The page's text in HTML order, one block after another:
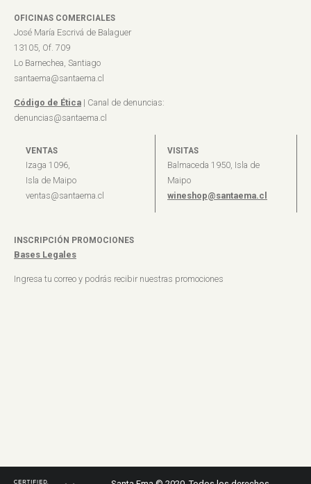
OFICINAS COMERCIALES
José María Escrivá de Balaguer
13105, Of. 709
Lo Barnechea, Santiago
santaema@santaema.cl
Código de Ética | Canal de denuncias:
denuncias@santaema.cl
VENTAS
Izaga 1096,
Isla de Maipo
ventas@santaema.cl
VISITAS
Balmaceda 1950, Isla de
Maipo
wineshop@santaema.cl
INSCRIPCIÓN PROMOCIONES
Bases Legales
Ingresa tu correo y podrás recibir nuestras promociones